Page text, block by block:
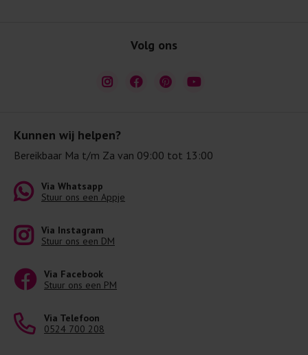
Kunnen wij helpen?
Bereikbaar Ma t/m Za van 09:00 tot 13:00
Via Whatsapp
Stuur ons een Appje
Via Instagram
Stuur ons een DM
Via Facebook
Stuur ons een PM
Via Telefoon
0524 700 208
Volg ons